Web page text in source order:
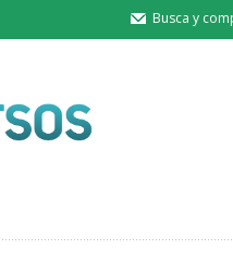
Busca y